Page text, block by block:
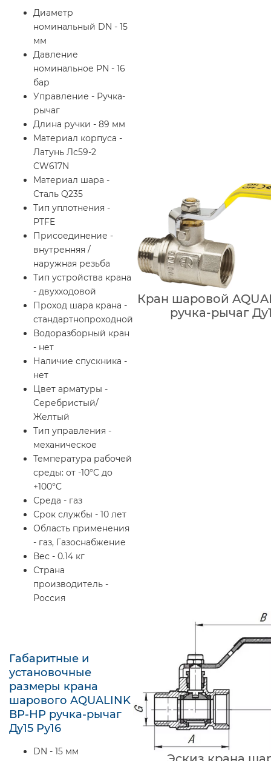
Диаметр
номинальный DN - 15
мм
Давление
номинальное PN - 16
бар
Управление - Ручка-
рычаг
Длина ручки - 89 мм
Материал корпуса -
Латунь Лс59-2
CW617N
Материал шара -
Сталь Q235
Тип уплотнения -
PTFE
Присоединение -
внутренняя /
наружная резьба
Тип устройства крана
- двухходовой
Проход шара крана -
стандартнопроходной
Водоразборный кран
- нет
Наличие спускника -
нет
Цвет арматуры -
Серебристый/
Желтый
Тип управления -
механическое
Температура рабочей
среды: от -10°C до
+100°C
Среда - газ
Срок службы - 10 лет
Область применения
- газ, Газоснабжение
Вес - 0.14 кг
Страна
производитель -
Россия
Кран шаровой
ручка-рычаг
Габаритные и
установочные
размеры крана
шарового AQUALINK
ВР-НР ручка-рычаг
Ду15 Ру16
DN - 15 мм